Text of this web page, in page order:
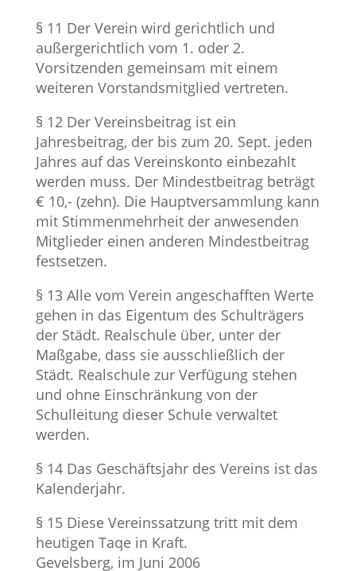
§ 11 Der Verein wird gerichtlich und
außergerichtlich vom 1. oder 2.
Vorsitzenden gemeinsam mit einem
weiteren Vorstandsmitglied vertreten.
§ 12 Der Vereinsbeitrag ist ein
Jahresbeitrag, der bis zum 20. Sept. jeden
Jahres auf das Vereinskonto einbezahlt
werden muss. Der Mindestbeitrag beträgt
€ 10,- (zehn). Die Hauptversammlung kann
mit Stimmenmehrheit der anwesenden
Mitglieder einen anderen Mindestbeitrag
festsetzen.
§ 13 Alle vom Verein angeschafften Werte
gehen in das Eigentum des Schulträgers
der Städt. Realschule über, unter der
Maßgabe, dass sie ausschließlich der
Städt. Realschule zur Verfügung stehen
und ohne Einschränkung von der
Schulleitung dieser Schule verwaltet
werden.
§ 14 Das Geschäftsjahr des Vereins ist das
Kalenderjahr.
§ 15 Diese Vereinssatzung tritt mit dem
heutigen Taqe in Kraft.
Gevelsberg, im Juni 2006